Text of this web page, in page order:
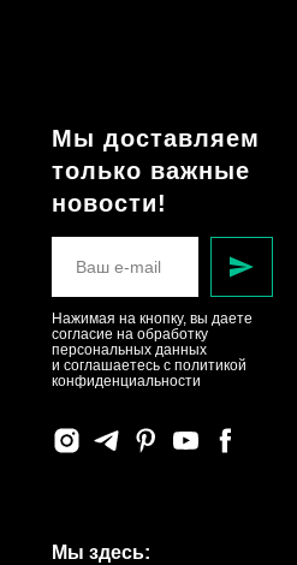
Мы доставляем
только важные
новости!
Нажимая на кнопку, вы даете
согласие на обработку
персональных данных
и соглашаетесь c политикой
конфиденциальности
Мы здесь: